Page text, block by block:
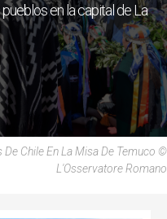
en la capital de La
Chile En La Misa De Temuco ©
L'Osservatore Romano